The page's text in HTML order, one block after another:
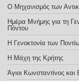
Ο Μηχανισμός των
Ημέρα Μνήμης για τη
Πόντου
Η Γενοκτονία των
Η Μάχη της Κρήτης
Άγιοι Κωνσταντίνος και